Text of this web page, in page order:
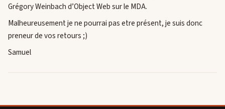
Grégory Weinbach d’Object Web sur le MDA.
Malheureusement je ne pourrai pas etre présent, je suis donc
preneur de vos retours ;)
Samuel